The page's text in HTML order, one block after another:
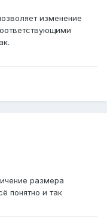
изменение
размера
понятно и так